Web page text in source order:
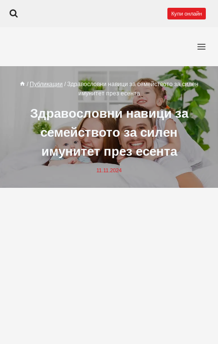
съдържанието
Купи онлайн
/ Публикации / Здравословни навици за семейството за силен
имунитет през есента
Здравословни навици за
семейството за силен
имунитет през есента
11.11.2024